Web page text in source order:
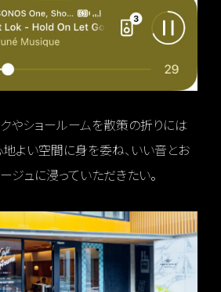
やショールームを散策の折りには
よい空間に身を委ね、いい音とお
ジュに浸っていただきたい。